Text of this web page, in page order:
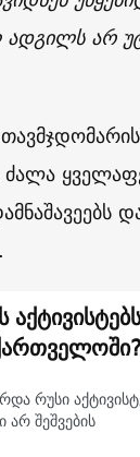
არ
რუსი
შეშვების